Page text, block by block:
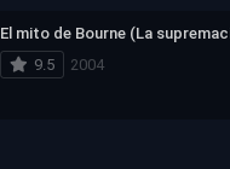
El mito de Bourne (La
9.5
2004